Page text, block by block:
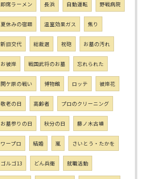
即席ラーメン 長浜 自動運転 野戦病院
夏休みの宿題 温室効果ガス 焦り
新旧交代 総裁選 祝砲 お墓の汚れ
お彼岸 戦国武将のお墓 忘れられた
関ケ原の戦い 博物館 ロッテ 彼岸花
敬老の日 高齢者 プロのクリーニング
お墓参りの日 秋分の日 藤ノ木古墳
ワープロ 結婚 嵐 さいとう・たかを
ゴルゴ13 どん兵衛 就職活動